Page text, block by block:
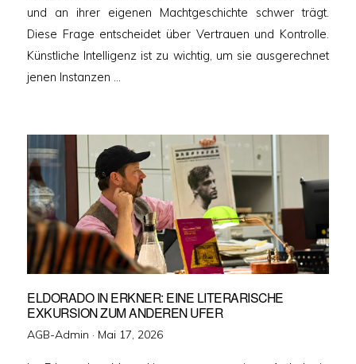
und an ihrer eigenen Machtgeschichte schwer trägt.
Diese Frage entscheidet über Vertrauen und Kontrolle.
Künstliche Intelligenz ist zu wichtig, um sie ausgerechnet
jenen Instanzen …
ELDORADO IN ERKNER: EINE LITERARISCHE
EXKURSION ZUM ANDEREN UFER
AGB-Admin · Veröffentlicht
Mai 17, 2026